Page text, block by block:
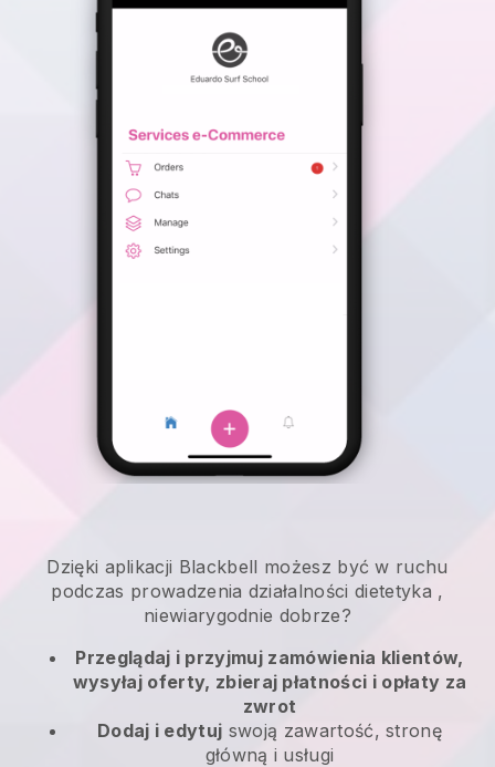
Dzięki aplikacji Blackbell możesz być w ruchu
podczas prowadzenia działalności dietetyka ,
niewiarygodnie dobrze?
Przeglądaj i przyjmuj zamówienia klientów,
wysyłaj oferty, zbieraj płatności i opłaty za
zwrot
Dodaj i edytuj swoją zawartość, stronę
główną i usługi